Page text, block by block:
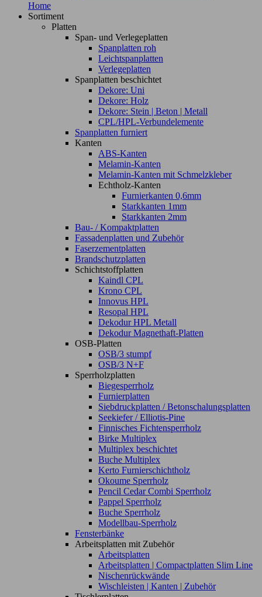
Home
Sortiment
Platten
Span- und Verlegeplatten
Spanplatten roh
Leichtspanplatten
Verlegeplatten
Spanplatten beschichtet
Dekore: Uni
Dekore: Holz
Dekore: Stein | Beton | Metall
CPL/HPL-Verbundelemente
Spanplatten furniert
Kanten
ABS-Kanten
Melamin-Kanten
Melamin-Kanten mit Schmelzkleber
Echtholz-Kanten
Furnierkanten 0,6mm
Starkkanten 1mm
Starkkanten 2mm
Bau- / Kompaktplatten
Fassadenplatten und Zubehör
Faserzementplatten
Brandschutzplatten
Schichtstoffplatten
Kaindl CPL
Krono CPL
Innovus HPL
Resopal HPL
Dekodur HPL Metall
Dekodur Magnethaft-Platten
OSB-Platten
OSB/3 stumpf
OSB/3 N+F
Sperrholzplatten
Biegesperrholz
Furnierplatten
Siebdruckplatten / Betonschalungsplatten
Seekiefer / Elliotis-Pine
Finnisches Fichtensperrholz
Birke Multiplex
Multiplex beschichtet
Buche Multiplex
Kerto Furnierschichtholz
Okoume Sperrholz
Pencil Cedar Combi Sperrholz
Pappel Sperrholz
Buche Sperrholz
Modellbau-Sperrholz
Fensterbänke
Arbeitsplatten mit Zubehör
Arbeitsplatten
Arbeitsplatten | Compactplatten Slim Line
Nischenrückwände
Wischleisten | Kanten | Zubehör